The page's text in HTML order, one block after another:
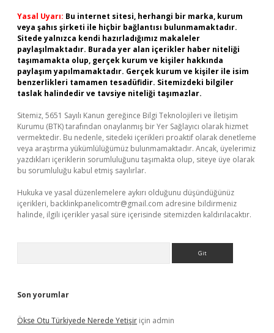
Yasal Uyarı: Bu internet sitesi, herhangi bir marka, kurum
veya şahıs şirketi ile hiçbir bağlantısı bulunmamaktadır.
Sitede yalnızca kendi hazırladığımız makaleler
paylaşılmaktadır. Burada yer alan içerikler haber niteliği
taşımamakta olup, gerçek kurum ve kişiler hakkında
paylaşım yapılmamaktadır. Gerçek kurum ve kişiler ile isim
benzerlikleri tamamen tesadüfidir. Sitemizdeki bilgiler
taslak halindedir ve tavsiye niteliği taşımazlar.
Sitemiz, 5651 Sayılı Kanun gereğince Bilgi Teknolojileri ve İletişim
Kurumu (BTK) tarafından onaylanmış bir Yer Sağlayıcı olarak hizmet
vermektedir. Bu nedenle, sitedeki içerikleri proaktif olarak denetleme
veya araştırma yükümlülüğümüz bulunmamaktadır. Ancak, üyelerimiz
yazdıkları içeriklerin sorumluluğunu taşımakta olup, siteye üye olarak
bu sorumluluğu kabul etmiş sayılırlar.
Hukuka ve yasal düzenlemelere aykırı olduğunu düşündüğünüz
içerikleri, backlinkpanelicomtr@gmail.com adresine bildirmeniz
halinde, ilgili içerikler yasal süre içerisinde sitemizden kaldırılacaktır.
Son yorumlar
Ökse Otu Türkiyede Nerede Yetişir için admin